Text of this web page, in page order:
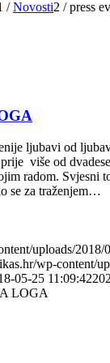
/ Novosti2 / press
ljubavi od
više od
radom. Svjesni
se za traženjem…
uploads/
wp-content/
05-25 11:09:42
LOGA